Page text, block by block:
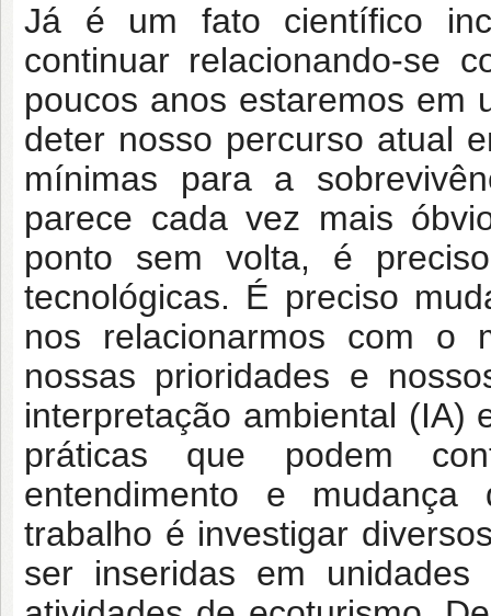
Já é um fato científico
continuar relacionando-se
poucos anos estaremos em
deter nosso percurso atual
mínimas para a
parece cada vez mais
ponto sem volta, é
tecnológicas. É preciso
nos relacionarmos com o
nossas prioridades e
interpretação ambiental (IA)
práticas que podem
entendimento e
trabalho é investigar
ser inseridas em